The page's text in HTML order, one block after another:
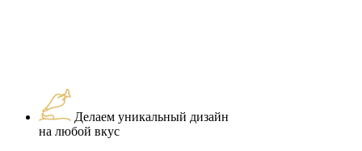
Делаем уникальный дизайн
на любой вкус